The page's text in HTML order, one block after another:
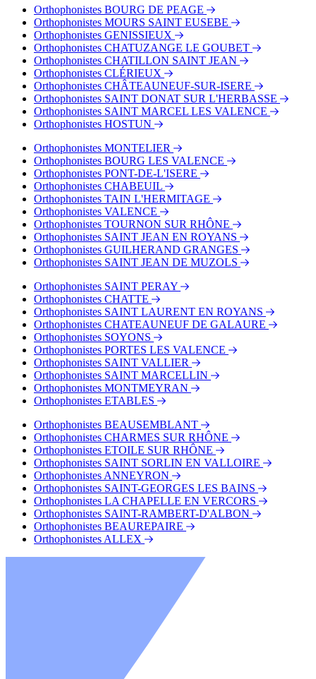
Bus - Triboulet
Orthophonistes BOURG DE PEAGE
Orthophonistes MOURS SAINT EUSEBE
Orthophonistes GENISSIEUX
Orthophonistes CHATUZANGE LE GOUBET
Orthophonistes CHATILLON SAINT JEAN
Orthophonistes CLÉRIEUX
Orthophonistes CHÂTEAUNEUF-SUR-ISERE
Orthophonistes SAINT DONAT SUR L'HERBASSE
Orthophonistes SAINT MARCEL LES VALENCE
Orthophonistes HOSTUN
Orthophonistes MONTELIER
Orthophonistes BOURG LES VALENCE
Orthophonistes PONT-DE-L'ISERE
Orthophonistes CHABEUIL
Orthophonistes TAIN L'HERMITAGE
Orthophonistes VALENCE
Orthophonistes TOURNON SUR RHÔNE
Orthophonistes SAINT JEAN EN ROYANS
Orthophonistes GUILHERAND GRANGES
Orthophonistes SAINT JEAN DE MUZOLS
Orthophonistes SAINT PERAY
Orthophonistes CHATTE
Orthophonistes SAINT LAURENT EN ROYANS
Orthophonistes CHATEAUNEUF DE GALAURE
Orthophonistes SOYONS
Orthophonistes PORTES LES VALENCE
Orthophonistes SAINT VALLIER
Orthophonistes SAINT MARCELLIN
Orthophonistes MONTMEYRAN
Orthophonistes ETABLES
Orthophonistes BEAUSEMBLANT
Orthophonistes CHARMES SUR RHÔNE
Orthophonistes ETOILE SUR RHÔNE
Orthophonistes SAINT SORLIN EN VALLOIRE
Orthophonistes ANNEYRON
Orthophonistes SAINT-GEORGES LES BAINS
Orthophonistes LA CHAPELLE EN VERCORS
Orthophonistes SAINT-RAMBERT-D'ALBON
Orthophonistes BEAUREPAIRE
Orthophonistes ALLEX